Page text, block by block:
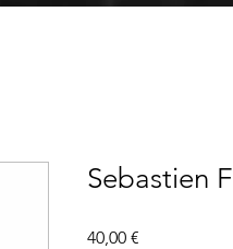
Sebastien
40,00 €